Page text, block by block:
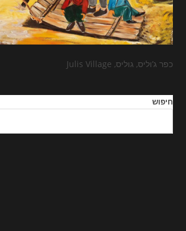
כפר ג’וליס, גוליס, Julis Village
חיפוש